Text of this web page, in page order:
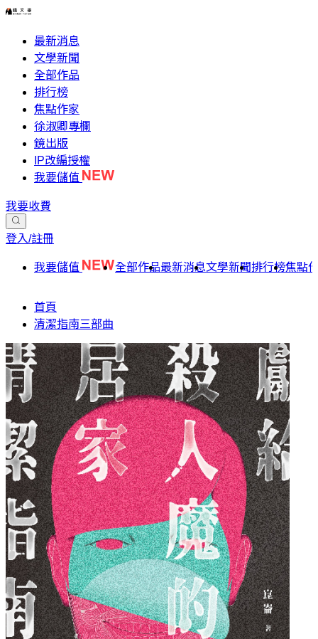
最新消息
文學新聞
全部作品
排行榜
焦點作家
徐淑卿專欄
鏡出版
IP改編授權
我要儲值
我要收費
登入/註冊
我要儲值 全部作品最新消息文學新聞排行榜焦點
首頁
清潔指南三部曲